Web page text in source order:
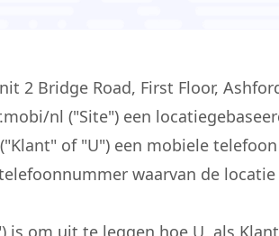
2 Bridge Road, First Floor,
nl ("Site") een
of "U") een mobiele
waarvan de
is om uit te leggen hoe U, als